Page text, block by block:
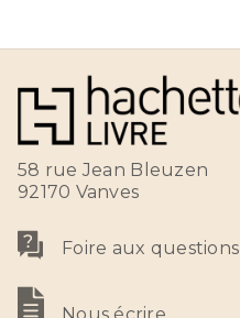
58 rue Jean Bleuzen
92170 Vanves
Foire aux questions